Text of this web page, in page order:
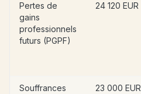
Pertes de
gains
professionnels
futurs (PGPF)
24 120 EUR
Souffrances
23 000 EUR